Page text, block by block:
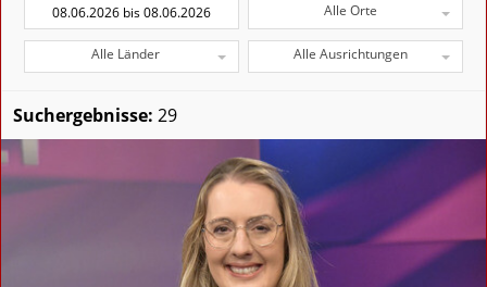
Alle Orte
Alle Länder Alle Ausrichtungen
Suchergebnisse: 29